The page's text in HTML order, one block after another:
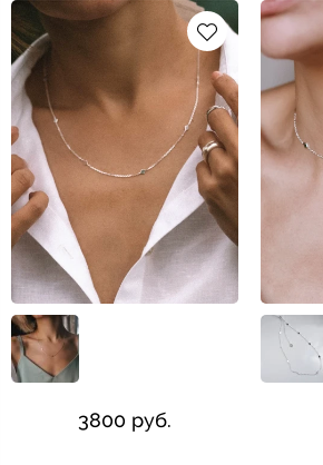
3800 руб.